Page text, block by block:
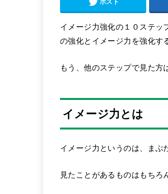
ポスト
イメージ力強化の１０ステッ
の強化とイメージ力を強化す
もう、他のステップで見た方
イメージ力とは
イメージ力というのは、まぶ
見たことがあるものはもちろ